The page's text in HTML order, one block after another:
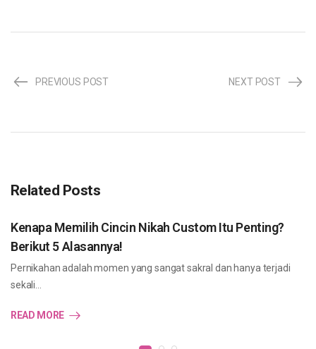
PREVIOUS POST NEXT POST
Related Posts
Kenapa Memilih Cincin Nikah Custom Itu Penting?
Berikut 5 Alasannya!
Pernikahan adalah momen yang sangat sakral dan hanya terjadi
sekali…
READ MORE